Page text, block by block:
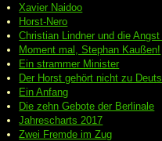
Xavier Naidoo
Horst-Nero
Christian Lindner und die
Moment mal, Stephan Kaußen!
Ein strammer Minister
Der Horst gehört nicht zu
Ein Anfang
Die zehn Gebote der Berlinale
Jahrescharts 2017
Zwei Fremde im Zug